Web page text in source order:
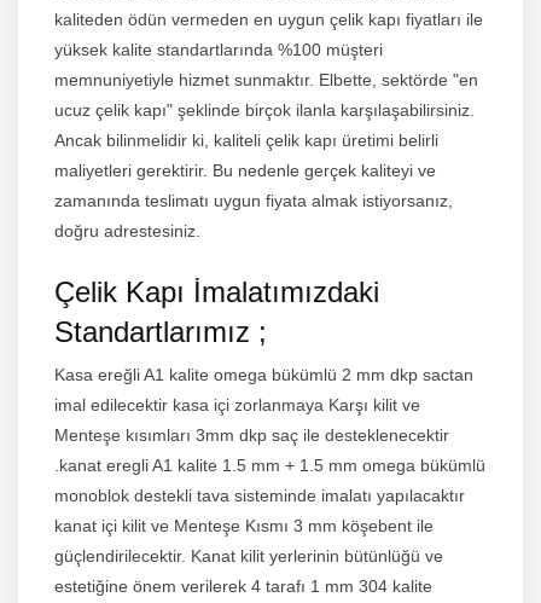
kaliteden ödün vermeden en uygun çelik kapı fiyatları ile
yüksek kalite standartlarında %100 müşteri
memnuniyetiyle hizmet sunmaktır. Elbette, sektörde "en
ucuz çelik kapı" şeklinde birçok ilanla karşılaşabilirsiniz.
Ancak bilinmelidir ki, kaliteli çelik kapı üretimi belirli
maliyetleri gerektirir. Bu nedenle gerçek kaliteyi ve
zamanında teslimatı uygun fiyata almak istiyorsanız,
doğru adrestesiniz.
Çelik Kapı İmalatımızdaki
Standartlarımız ;
Kasa ereğli A1 kalite omega bükümlü 2 mm dkp sactan
imal edilecektir kasa içi zorlanmaya Karşı kilit ve
Menteşe kısımları 3mm dkp saç ile desteklenecektir
.kanat eregli A1 kalite 1.5 mm + 1.5 mm omega bükümlü
monoblok destekli tava sisteminde imalatı yapılacaktır
kanat içi kilit ve Menteşe Kısmı 3 mm köşebent ile
güçlendirilecektir. Kanat kilit yerlerinin bütünlüğü ve
estetiğine önem verilerek 4 tarafı 1 mm 304 kalite